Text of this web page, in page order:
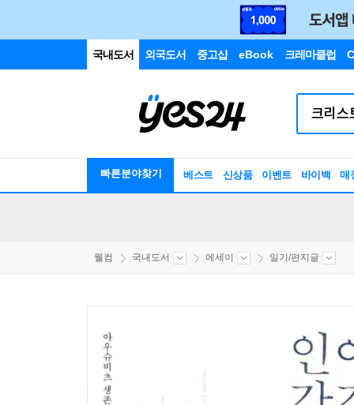
국내도서 외국도서 중고샵 eBook 크레마클럽
빠른분야찾기 베스트 신상품 이벤트 바이백 매
웰컴 국내도서 에세이 일기/편지글